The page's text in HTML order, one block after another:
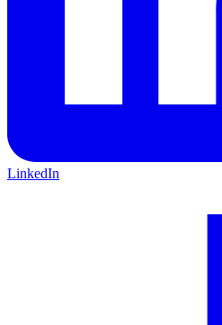
LinkedIn